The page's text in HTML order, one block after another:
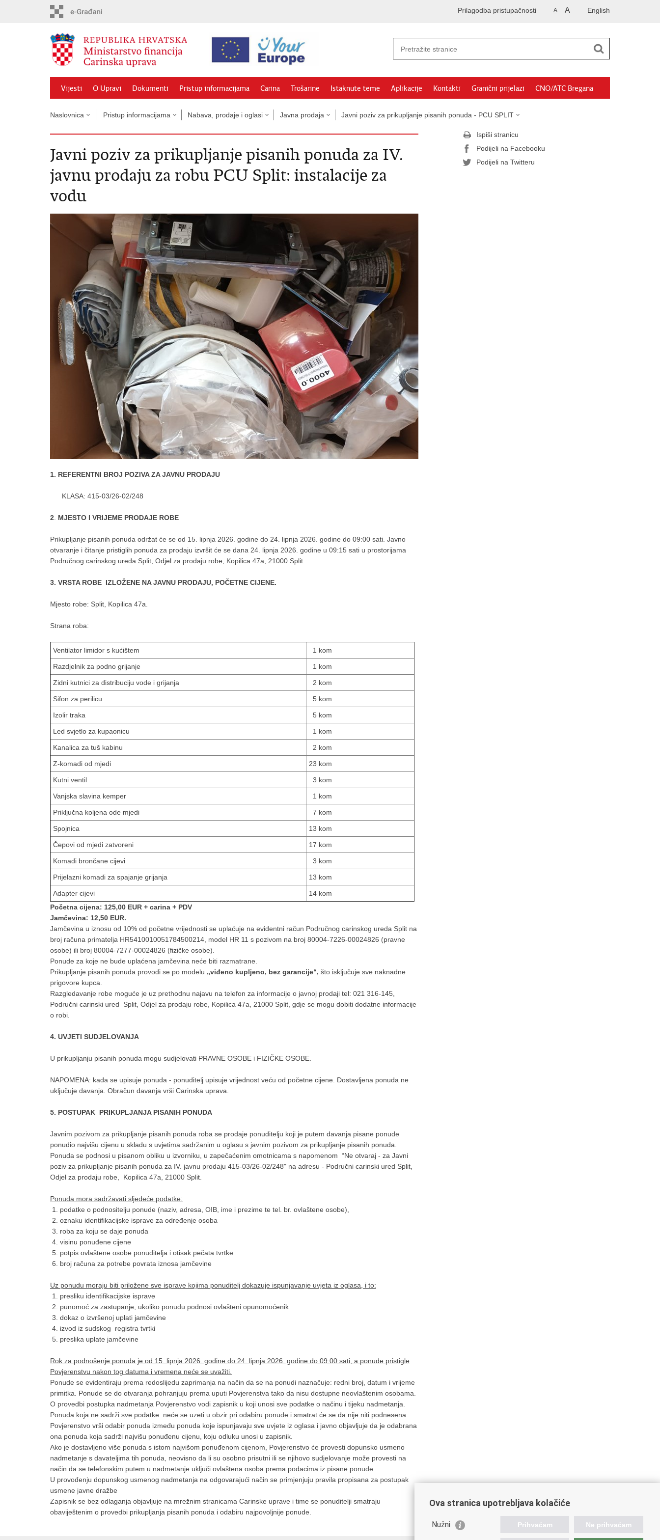
English
A A
Prilagodba pristupačnosti
Vijesti O Upravi Dokumenti Pristup informacijama Carina Trošarine Istaknute teme Aplikacije Kontakti Granični prijelazi CNO/ATC Bregana
Naslovnica Pristup informacijama Nabava, prodaje i oglasi Javna prodaja Javni poziv za prikupljanje pisanih ponuda - PCU SPLIT
Javni poziv za prikupljanje pisanih ponuda za IV.
javnu prodaju za robu PCU Split: instalacije za
vodu
1. REFERENTNI BROJ POZIVA ZA JAVNU PRODAJU
KLASA: 415-03/26-02/248
2 MJESTO I VRIJEME PRODAJE ROBE
Prikupljanje pisanih ponuda održat će se od 15. lipnja 2026. godine do 24. lipnja 2026. godine do 09:00 sati. Javno
otvaranje i čitanje pristiglih ponuda za prodaju izvršit će se dana 24. lipnja 2026. godine u 09:15 sati u prostorijama
Područnog carinskog ureda Split, Odjel za prodaju robe, Kopilica 47a, 21000 Split.
3. VRSTA ROBE IZLOŽENE NA JAVNU PRODAJU, POČETNE CIJENE.
Mjesto robe: Split, Kopilica 47a.
Strana roba:
Ventilator limidor s kućištem 1 kom
Razdjelnik za podno grijanje 1 kom
Zidni kutnici za distribuciju vode i grijanja 2 kom
Sifon za perilicu 5 kom
Izolir traka 5 kom
Led svjetlo za kupaonicu 1 kom
Kanalica za tuš kabinu 2 kom
Z-komadi od mjedi 23 kom
Kutni ventil 3 kom
Vanjska slavina kemper 1 kom
Priključna koljena ode mjedi 7 kom
Spojnica 13 kom
Čepovi od mjedi zatvoreni 17 kom
Komadi brončane cijevi 3 kom
Prijelazni komadi za spajanje grijanja 13 kom
Adapter cijevi
14 kom
Početna cijena: 125,00 EUR + carina + PDV
Jamčevina: 12,50 EUR.
Jamčevina u iznosu od 10% od početne vrijednosti se uplaćuje na evidentni račun Područnog carinskog ureda Split na
broj računa primatelja HR5410010051784500214, model HR 11 s pozivom na broj 80004-7226-00024826 (pravne
osobe) ili broj 80004-7277-00024826 (fizičke osobe).
Ponude za koje ne bude uplaćena jamčevina neće biti razmatrane.
Prikupljanje pisanih ponuda provodi se po modelu „viđeno kupljeno, bez garancije“, što isključuje sve naknadne
prigovore kupca.
Razgledavanje robe moguće je uz prethodnu najavu na telefon za informacije o javnoj prodaji tel: 021 316-145,
Područni carinski ured Split, Odjel za prodaju robe, Kopilica 47a, 21000 Split, gdje se mogu dobiti dodatne informacije
o robi.
4. UVJETI SUDJELOVANJA
U prikupljanju pisanih ponuda mogu sudjelovati PRAVNE OSOBE i FIZIČKE OSOBE.
NAPOMENA: kada se upisuje ponuda - ponuditelj upisuje vrijednost veću od početne cijene. Dostavljena ponuda ne
uključuje davanja. Obračun davanja vrši Carinska uprava.
5. POSTUPAK PRIKUPLJANJA PISANIH PONUDA
Javnim pozivom za prikupljanje pisanih ponuda roba se prodaje ponuditelju koji je putem davanja pisane ponude
ponudio najvišu cijenu u skladu s uvjetima sadržanim u oglasu s javnim pozivom za prikupljanje pisanih ponuda.
Ponuda se podnosi u pisanom obliku u izvorniku, u zapečaćenim omotnicama s napomenom “Ne otvaraj - za Javni
poziv za prikupljanje pisanih ponuda za IV. javnu prodaju 415-03/26-02/248" na adresu - Područni carinski ured Split,
Odjel za prodaju robe, Kopilica 47a, 21000 Split.
Ponuda mora sadržavati sljedeće podatke:
1. podatke o podnositelju ponude (naziv, adresa, OIB, ime i prezime te tel. br. ovlaštene osobe),
2. oznaku identifikacijske isprave za određenje osoba
3. roba za koju se daje ponuda
4. visinu ponuđene cijene
5. potpis ovlaštene osobe ponuditelja i otisak pečata tvrtke
6. broj računa za potrebe povrata iznosa jamčevine
Uz ponudu moraju biti priložene sve isprave kojima ponuditelj dokazuje ispunjavanje uvjeta iz oglasa, i to:
1. presliku identifikacijske isprave
2. punomoć za zastupanje, ukoliko ponudu podnosi ovlašteni opunomoćenik
3. dokaz o izvršenoj uplati jamčevine
4. izvod iz sudskog registra tvrtki
5. preslika uplate jamčevine
Rok za podnošenje ponuda je od 15. lipnja 2026. godine do 24. lipnja 2026. godine do 09:00 sati, a ponude pristigle
Povjerenstvu nakon tog datuma i vremena neće se uvažiti.
Ponude se evidentiraju prema redoslijedu zaprimanja na način da se na ponudi naznačuje: redni broj, datum i vrijeme
primitka. Ponude se do otvaranja pohranjuju prema uputi Povjerenstva tako da nisu dostupne neovlaštenim osobama.
O provedbi postupka nadmetanja Povjerenstvo vodi zapisnik u koji unosi sve podatke o načinu i tijeku nadmetanja.
Ponuda koja ne sadrži sve podatke neće se uzeti u obzir pri odabiru ponude i smatrat će se da nije niti podnesena.
Povjerenstvo vrši odabir ponuda između ponuda koje ispunjavaju sve uvjete iz oglasa i javno objavljuje da je odabrana
ona ponuda koja sadrži najvišu ponuđenu cijenu, koju odluku unosi u zapisnik.
Ako je dostavljeno više ponuda s istom najvišom ponuđenom cijenom, Povjerenstvo će provesti dopunsko usmeno
nadmetanje s davateljima tih ponuda, neovisno da li su osobno prisutni ili se njihovo sudjelovanje može provesti na
način da se telefonskim putem u nadmetanje uključi ovlaštena osoba prema podacima iz pisane ponude.
U provođenju dopunskog usmenog nadmetanja na odgovarajući način se primjenjuju pravila propisana za postupak
usmene javne dražbe
Zapisnik se bez odlaganja objavljuje na mrežnim stranicama Carinske uprave i time se ponuditelji smatraju
obaviještenim o provedbi prikupljanja pisanih ponuda i odabiru najpovoljnije ponude.
Ispiši stranicu
Podijeli na Facebooku
Podijeli na Twitteru
Ova stranica upotrebljava kolačiće
Nužni Prihvaćam Ne prihvaćam